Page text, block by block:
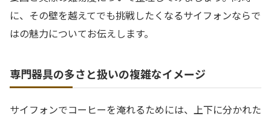
に、その壁を越えてでも挑戦したくなるサイフォンならで
はの魅力についてお伝えします。
専門器具の多さと扱いの複雑なイメージ
サイフォンでコーヒーを淹れるためには、上下に分かれた